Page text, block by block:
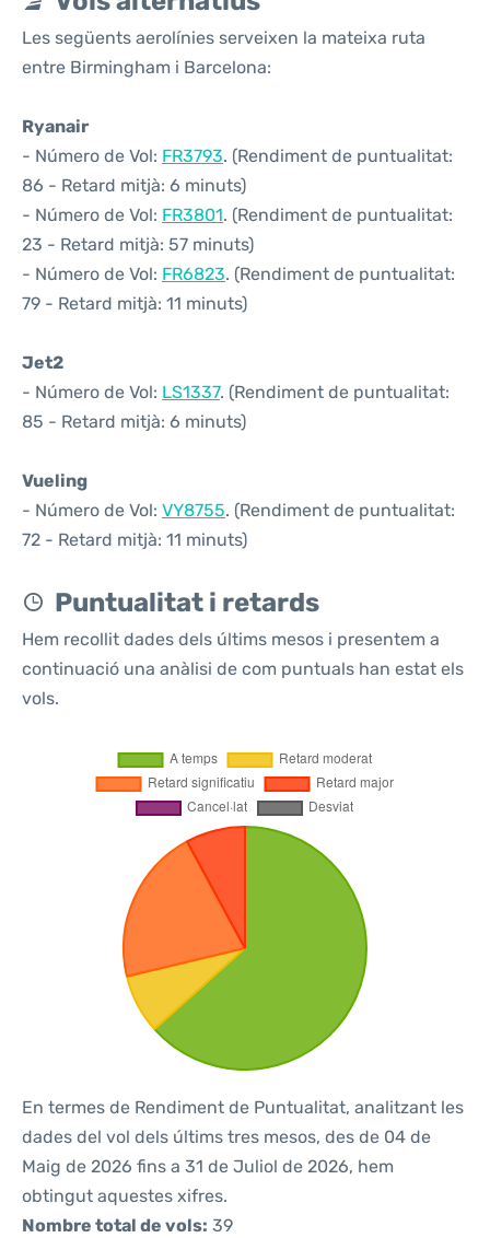
Les següents aerolínies serveixen la mateixa ruta
entre Birmingham i Barcelona:
Ryanair
- Número de Vol: FR3793. (Rendiment de puntualitat:
86 - Retard mitjà: 6 minuts)
- Número de Vol: FR3801. (Rendiment de puntualitat:
23 - Retard mitjà: 57 minuts)
- Número de Vol: FR6823. (Rendiment de puntualitat:
79 - Retard mitjà: 11 minuts)
Jet2
- Número de Vol: LS1337. (Rendiment de puntualitat:
85 - Retard mitjà: 6 minuts)
Vueling
- Número de Vol: VY8755. (Rendiment de puntualitat:
72 - Retard mitjà: 11 minuts)
Puntualitat i retards
Hem recollit dades dels últims mesos i presentem a
continuació una anàlisi de com puntuals han estat els
vols.
En termes de Rendiment de Puntualitat, analitzant les
dades del vol dels últims tres mesos, des de 04 de
Maig de 2026 fins a 31 de Juliol de 2026, hem
obtingut aquestes xifres.
Nombre total de vols: 39